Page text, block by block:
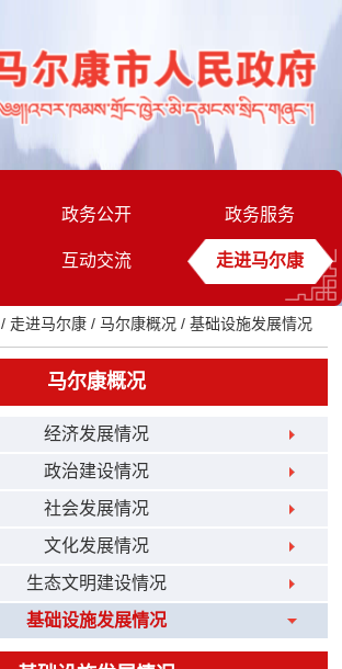
政务公开 政务服务
互动交流 走进马尔康
/走进马尔康 /马尔康概况 /基础设施发展情况
马尔康概况
经济发展情况
政治建设情况
社会发展情况
文化发展情况
生态文明建设情况
基础设施发展情况